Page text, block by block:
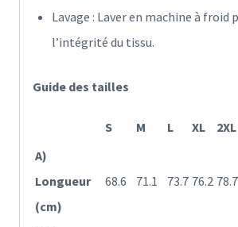
Lavage : Laver en machine à froid
l’intégrité du tissu.
Guide des tailles
S M L XL 2XL
A)
Longueur
(cm)
68.6 71.1 73.7 76.2 78.7